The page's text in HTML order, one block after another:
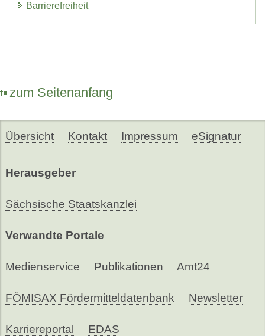
Barrierefreiheit
zum Seitenanfang
Übersicht Kontakt Impressum eSignatur
Herausgeber
Sächsische Staatskanzlei
Verwandte Portale
Medienservice Publikationen Amt24
FÖMISAX Fördermitteldatenbank Newsletter
Karriereportal EDAS